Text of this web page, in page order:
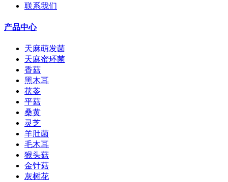
联系我们
产品中心
天麻萌发菌
天麻蜜环菌
香菇
黑木耳
茯苓
平菇
桑黄
灵芝
羊肚菌
毛木耳
猴头菇
金针菇
灰树花